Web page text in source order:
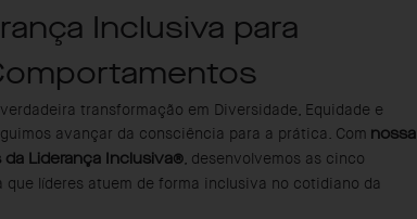
Inclusiva para
transformação em Diversidade, Equidade e
avançar da consciência para a prática. Com nossa
Liderança Inclusiva® , desenvolvemos as cinco
líderes atuem de forma inclusiva no cotidiano da